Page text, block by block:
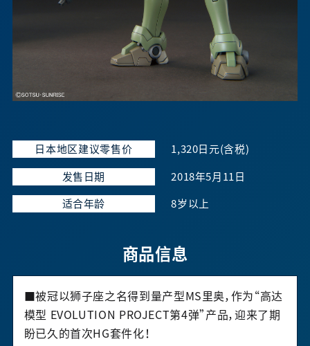
日本地区建议零售价 1,320日元(含税)
发售日期 2018年5月11日
适合年龄 8岁以上
商品信息
■被冠以狮子座之名得到量产型MS里奥，作为“高达
模型 EVOLUTION PROJECT第4弹”产品，迎来了期
盼已久的首次HG套件化！